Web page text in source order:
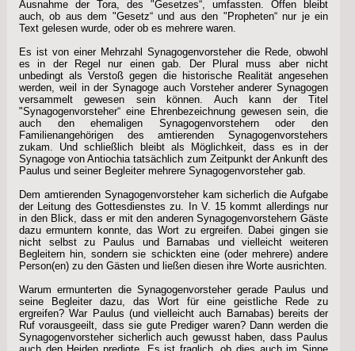
Ausnahme der Tora, des "Gesetzes“, umfassten. Offen bleibt
auch, ob aus dem "Gesetz“ und aus den "Propheten“ nur je ein
Text gelesen wurde, oder ob es mehrere waren.
Es ist von einer Mehrzahl Synagogenvorsteher die Rede, obwohl
es in der Regel nur einen gab. Der Plural muss aber nicht
unbedingt als Verstoß gegen die historische Realität angesehen
werden, weil in der Synagoge auch Vorsteher anderer Synagogen
versammelt gewesen sein können. Auch kann der Titel
"Synagogenvorsteher“ eine Ehrenbezeichnung gewesen sein, die
auch den ehemaligen Synagogenvorstehern oder den
Familienangehörigen des amtierenden Synagogenvorstehers
zukam. Und schließlich bleibt als Möglichkeit, dass es in der
Synagoge von Antiochia tatsächlich zum Zeitpunkt der Ankunft des
Paulus und seiner Begleiter mehrere Synagogenvorsteher gab.
Dem amtierenden Synagogenvorsteher kam sicherlich die Aufgabe
der Leitung des Gottesdienstes zu. In V. 15 kommt allerdings nur
in den Blick, dass er mit den anderen Synagogenvorstehern Gäste
dazu ermuntern konnte, das Wort zu ergreifen. Dabei gingen sie
nicht selbst zu Paulus und Barnabas und vielleicht weiteren
Begleitern hin, sondern sie schickten eine (oder mehrere) andere
Person(en) zu den Gästen und ließen diesen ihre Worte ausrichten.
Warum ermunterten die Synagogenvorsteher gerade Paulus und
seine Begleiter dazu, das Wort für eine geistliche Rede zu
ergreifen? War Paulus (und vielleicht auch Barnabas) bereits der
Ruf vorausgeeilt, dass sie gute Prediger waren? Dann werden die
Synagogenvorsteher sicherlich auch gewusst haben, dass Paulus